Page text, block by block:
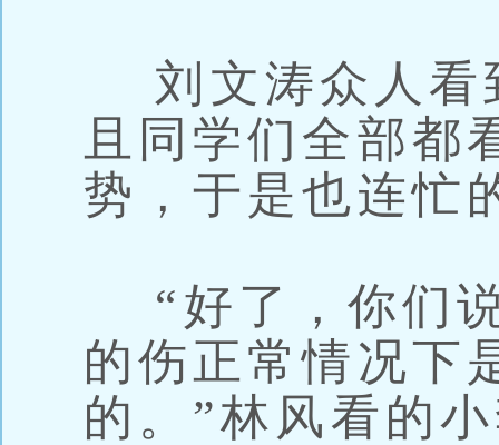
刘文涛众人看
且同学们全部都
势，于是也连忙
“好了，你们
的伤正常情况下
的。”林风看的